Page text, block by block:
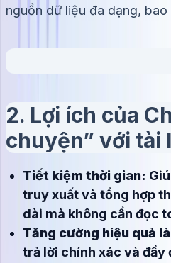
nguồn dữ liệu đa dạng,
2. Lợi ích của
chuyện” với tài
Tiết kiệm thời gian:
truy xuất và tổng hợp
dài mà không cần đọc
Tăng cường hiệu quả
trả lời chính xác và đầy